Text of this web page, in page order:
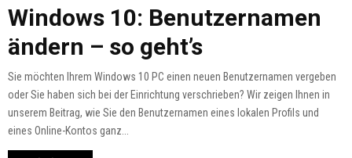
Windows 10: Benutzernamen
ändern – so geht’s
Sie möchten Ihrem Windows 10 PC einen neuen Benutzernamen vergeben
oder Sie haben sich bei der Einrichtung verschrieben? Wir zeigen Ihnen in
unserem Beitrag, wie Sie den Benutzernamen eines lokalen Profils und
eines Online-Kontos ganz...